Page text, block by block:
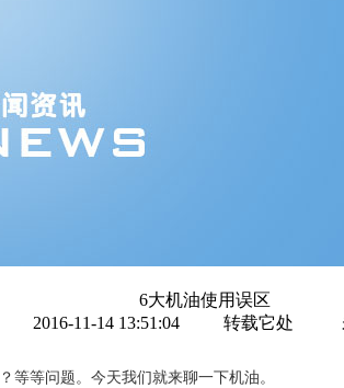
6大机油使用误区
2016-11-14 13:51:04
转载它处
等等问题。今天我们就来聊一下机油。